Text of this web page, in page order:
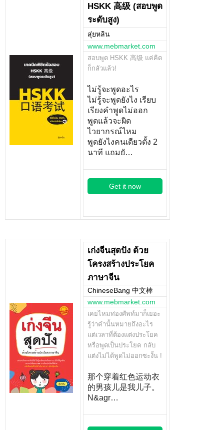
HSKK 高级 (สอบพูด
ระดับสูง)
สุ่ยหลิน
www.mebmarket.com
สอบพูด HSKK 高级 แค่คิด
ก็กลัวแล้ว!
ไม่รู้จะพูดอะไร
ไม่รู้จะพูดยังไง เรียบ
เรียงคำพูดไม่ออก
พูดแล้วจะผิด
ไวยากรณ์ไหม
พูดยังไงคนเดียวตั้ง 2
นาที แถมยั…
Get it now
เก่งจีนสุดปัง ด้วย
โครงสร้างประโยค
ภาษาจีน
ChineseBang 中文棒
www.mebmarket.com
เคยไหมท่องศัพท์มาก็เยอะ
รู้ว่าคำนั้นหมายถึงอะไร
แต่เวลาที่ต้องแต่งประโยค
หรือพูดเป็นประโยค กลับ
แต่งไม่ได้พูดไม่ออกซะงั้น !
那个穿着红色运动衣
的男孩儿是我儿子。
N&agr…